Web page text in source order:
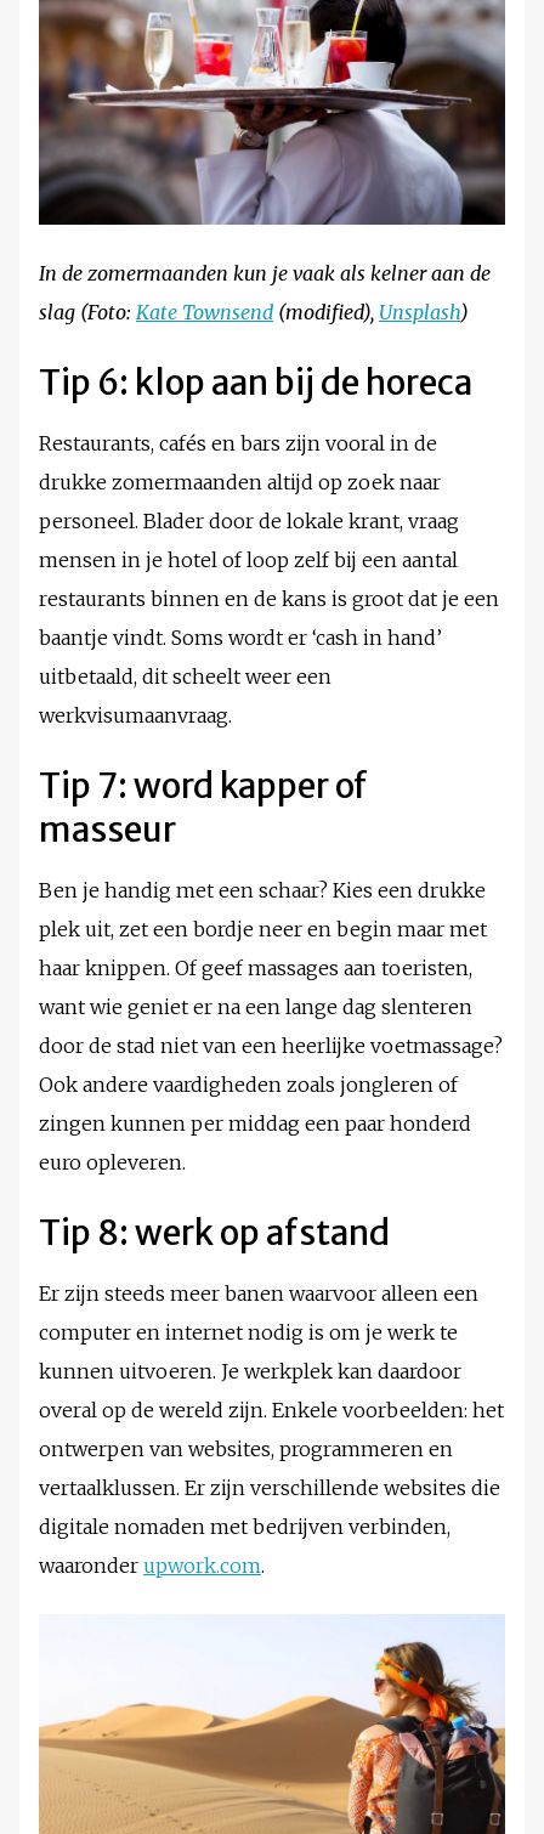
In de zomermaanden kun je vaak als kelner aan de
slag (Foto: Kate Townsend (modified), Unsplash)
Tip 6: klop aan bij de horeca
Restaurants, cafés en bars zijn vooral in de
drukke zomermaanden altijd op zoek naar
personeel. Blader door de lokale krant, vraag
mensen in je hotel of loop zelf bij een aantal
restaurants binnen en de kans is groot dat je een
baantje vindt. Soms wordt er ‘cash in hand’
uitbetaald, dit scheelt weer een
werkvisumaanvraag.
Tip 7: word kapper of
masseur
Ben je handig met een schaar? Kies een drukke
plek uit, zet een bordje neer en begin maar met
haar knippen. Of geef massages aan toeristen,
want wie geniet er na een lange dag slenteren
door de stad niet van een heerlijke voetmassage?
Ook andere vaardigheden zoals jongleren of
zingen kunnen per middag een paar honderd
euro opleveren.
Tip 8: werk op afstand
Er zijn steeds meer banen waarvoor alleen een
computer en internet nodig is om je werk te
kunnen uitvoeren. Je werkplek kan daardoor
overal op de wereld zijn. Enkele voorbeelden: het
ontwerpen van websites, programmeren en
vertaalklussen. Er zijn verschillende websites die
digitale nomaden met bedrijven verbinden,
waaronder upwork.com.